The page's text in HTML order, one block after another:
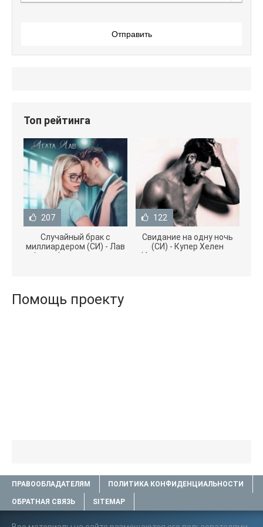
Отправить
Топ рейтинга
207
Случайный брак с
миллиардером (СИ) - Лав
Агата (полная версия
122
Свидание на одну ночь
(СИ) - Купер Хелен
(бесплатные серии книг
Помощь проекту
ПРАВООБЛАДАТЕЛЯМ ПОЛИТИКА КОНФИДЕНЦИАЛЬНОСТИ
ОБРАТНАЯ СВЯЗЬ SITEMAP